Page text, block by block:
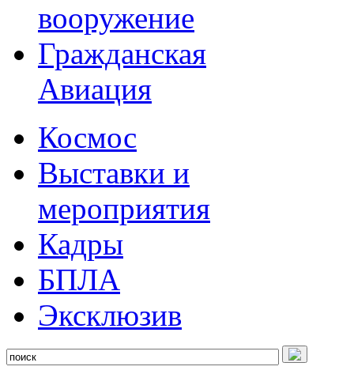
вооружение
Гражданская
Авиация
Космос
Выставки и
мероприятия
Кадры
БПЛА
Эксклюзив